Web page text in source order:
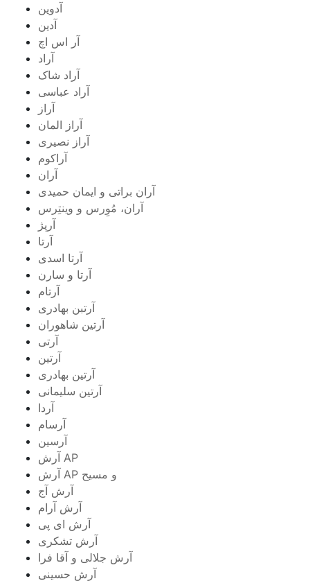
آدوین
آدین
آر اس اچ
آراد
آراد شاک
آراد عباسی
آراز
آراز المان
آراز نصیری
آراکوم
آران
آران براتی و ایمان حمیدی
آران، مُوِرس و وینتِرس
آرپژ
آرتا
آرتا اسدی
آرتا و سارن
آرتام
آرتبن بهادری
آرتين شاهوران
آرتی
آرتین
آرتین بهادری
آرتین سلیمانی
آردا
آرسام
آرسین
آرش AP
آرش AP و مسیح
آرش آج
آرش آرام
آرش ای پی
آرش تشکری
آرش جلالی و آقا فرا
آرش حسینی